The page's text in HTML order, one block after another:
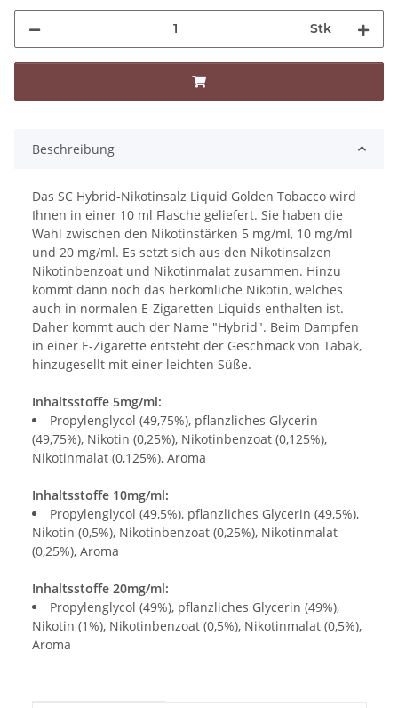
Stk
Beschreibung
Das SC Hybrid-Nikotinsalz Liquid Golden Tobacco wird
Ihnen in einer 10 ml Flasche geliefert. Sie haben die
Wahl zwischen den Nikotinstärken 5 mg/ml, 10 mg/ml
und 20 mg/ml. Es setzt sich aus den Nikotinsalzen
Nikotinbenzoat und Nikotinmalat zusammen. Hinzu
kommt dann noch das herkömliche Nikotin, welches
auch in normalen E-Zigaretten Liquids enthalten ist.
Daher kommt auch der Name "Hybrid". Beim Dampfen
in einer E-Zigarette entsteht der Geschmack von Tabak,
hinzugesellt mit einer leichten Süße.
Inhaltsstoffe 5mg/ml:
Propylenglycol (49,75%), pflanzliches Glycerin
(49,75%), Nikotin (0,25%), Nikotinbenzoat (0,125%),
Nikotinmalat (0,125%), Aroma
Inhaltsstoffe 10mg/ml:
Propylenglycol (49,5%), pflanzliches Glycerin (49,5%),
Nikotin (0,5%), Nikotinbenzoat (0,25%), Nikotinmalat
(0,25%), Aroma
Inhaltsstoffe 20mg/ml:
Propylenglycol (49%), pflanzliches Glycerin (49%),
Nikotin (1%), Nikotinbenzoat (0,5%), Nikotinmalat (0,5%),
Aroma